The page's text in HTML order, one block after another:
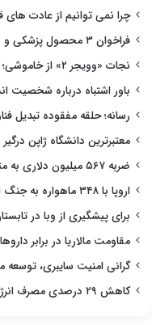
چرا نمی توانیم از عادت
فراخوان ۳ محصول پزشکی و دارویی به دلیل خطرهای کیفی و ایمنی
نجات «وویجر ۲» از خاموشی؛ تدبیر ناسا برای حفظ کاوشگر ۴۸ ساله
باور اشتباه درباره شخصیت
رسانه؛ حلقه مفقوده تبدیل
معتبرترین دانشگاه ژاپن
ضربه ۵۶۷ میلیون دلاری به متا؛ اینستاگرام زیر تیغ دادگاه
اروپا با ۳۴۸ ماهواره به جنگ انحصار استارلینک می‌رود
برای پیشگیری از وبا در
مقاومت مالاریا در برابر
گرانی امنیت سایبری،
کاهش ۲۹ درصدی مصرف انرژی ساختمان‌ها با یک طراحی هوشمند